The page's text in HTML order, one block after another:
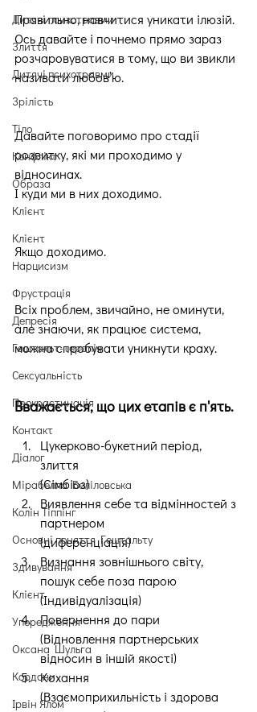
Дитячі психотравми
Злиття
Дитячі психотравми
Зрілість
Тіло
Конфлікт
Образа
Клієнт
Клієнт
Нарцисизм
Фрустрація
Депресія
Гештальт-терапія
Сексуальність
Прокрастинація
Контакт
Діалог
Мірабелла Беліловська
Колін Тіппінг
Основні поняття Гештальту
Здивування
Клієнт
Упередження
Оксана Шульга
Кордони
Ірвін Ялом
Правильно, навчитися уникати ілюзій.
Ось давайте і почнемо прямо зараз
розчаровуватися в тому, що ви звикли
називати любов’ю.
Давайте поговоримо про стадії
розвитку, які ми проходимо у
відносинах.
І куди ми в них доходимо.
Якщо доходимо.
Всіх проблем, звичайно, не оминути,
але знаючи, як працює система,
можна спробувати уникнути краху.
Вважається, що цих етапів є п'ять.
Цукерково-букетний період,
злиття
(Сімбіоз)
Виявлення себе та відмінностей з
партнером
(диференціація)
Визнання зовнішнього світу,
пошук себе поза парою
(Індивідуалізація)
Повернення до пари
(Відновлення партнерських
відносин в іншій якості)
Кохання
(Взаємоприхильність і здорова